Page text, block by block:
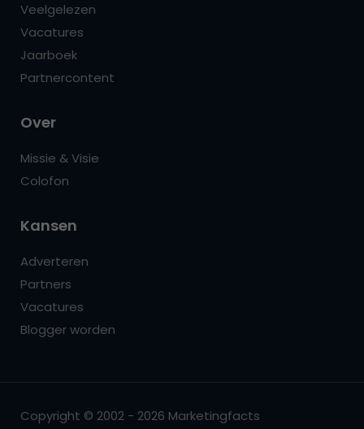
Veelgelezen
Vacatures
Jaarboek
Partnercontent
Over
Missie & Visie
Colofon
Kansen
Adverteren
Partners
Vacatures
Blogger worden
Copyright © 2002 - 2026 Marketingfacts